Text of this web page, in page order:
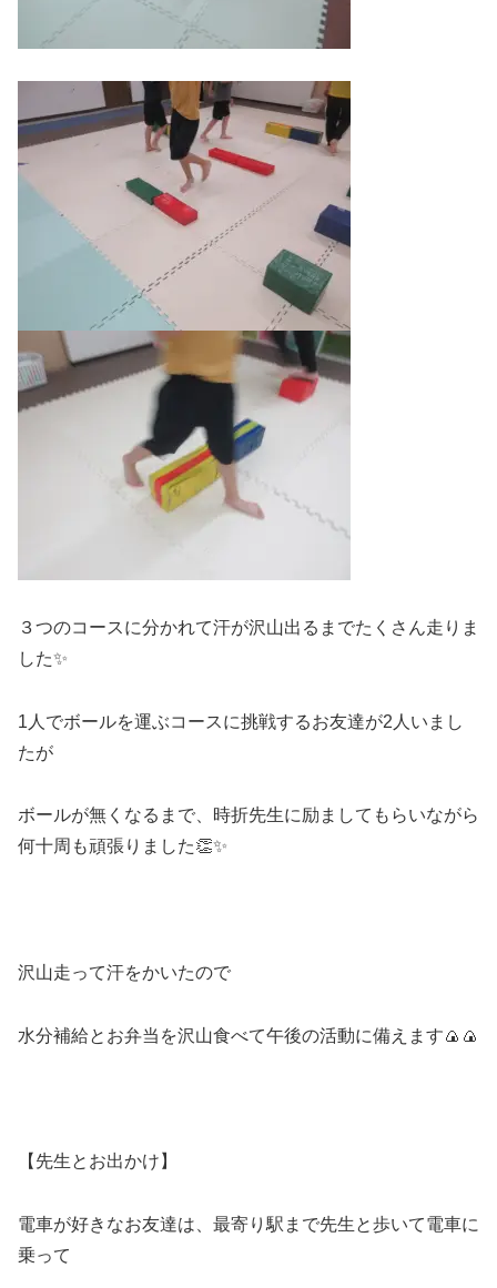
３つのコースに分かれて汗が沢山出るまでたくさん走りま
した✨
1人でボールを運ぶコースに挑戦するお友達が2人いまし
たが
ボールが無くなるまで、時折先生に励ましてもらいながら
何十周も頑張りました👏✨
沢山走って汗をかいたので
水分補給とお弁当を沢山食べて午後の活動に備えます🍙🍙
【先生とお出かけ】
電車が好きなお友達は、最寄り駅まで先生と歩いて電車に
乗って